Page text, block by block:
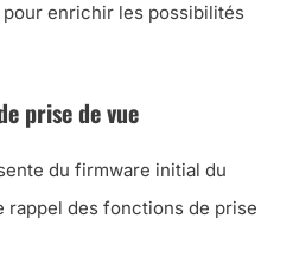
enrichir les possibilités
prise de vue
du firmware initial du
rappel des fonctions de prise